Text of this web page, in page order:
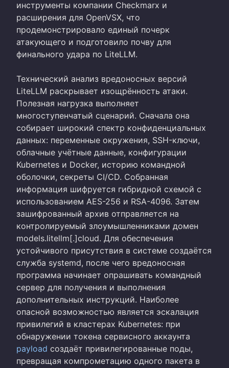
инструменты компании Checkmarx и
расширения для OpenVSX, что
продемонстрировало единый почерк
атакующего и подготовило почву для
финального удара по LiteLLM.
Технический анализ вредоносных версий
LiteLLM раскрывает изощрённость атаки.
Полезная нагрузка выполняет
многоступенчатый сценарий. Сначала она
собирает широкий спектр конфиденциальных
данных: переменные окружения, SSH-ключи,
облачные учётные данные, конфигурации
Kubernetes и Docker, историю командной
оболочки, секреты CI/CD. Собранная
информация шифруется гибридной схемой с
использованием AES-256 и RSA-4096. Затем
зашифрованный архив отправляется на
контролируемый злоумышленниками домен
models.litellm[.]cloud. Для обеспечения
устойчивого присутствия в системе создаётся
служба systemd, после чего вредоносная
программа начинает опрашивать командный
сервер для получения и выполнения
дополнительных инструкций. Наиболее
опасной возможностью является эскалация
привилегий в кластерах Kubernetes: при
обнаружении токена сервисного аккаунта
payload создаёт привилегированные поды,
превращая компрометацию одного пакета в